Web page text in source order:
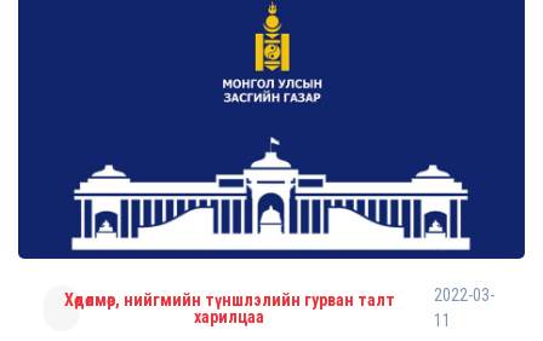
Хөдөлмөр, нийгмийн түншлэлийн гурван талт
харилцаа
2022-03-
11